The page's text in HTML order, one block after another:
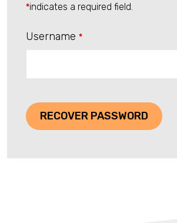
*indicates a required field.
Username *
RECOVER PASSWORD